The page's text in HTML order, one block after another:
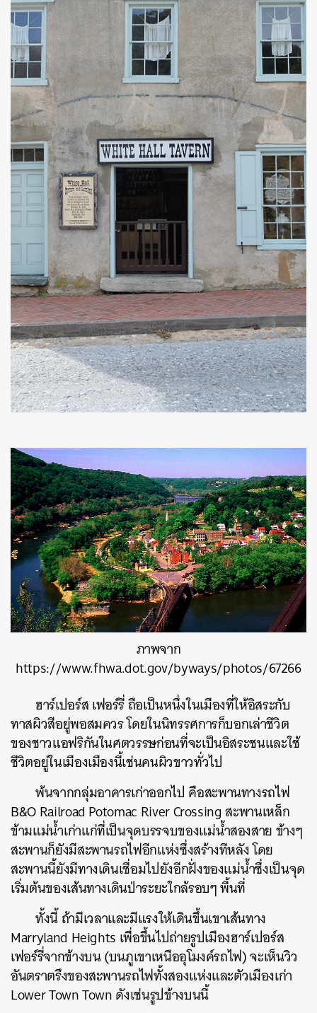
ภาพจาก
https://www.fhwa.dot.gov/byways/photos/67266
ฮาร์เปอร์ส เฟอร์รี่ ถือเป็นหนึ่งในเมืองที่ให้อิสระกับ
ทาสผิวสีอยู่พอสมควร โดยในนิทรรศการก็บอกเล่าชีวิต
ของชาวแอฟริกันในศตวรรษก่อนที่จะเป็นอิสระชนและใช้
ชีวิตอยู่ในเมืองเมืองนี้เช่นคนผิวขาวทั่วไป
พ้นจากกลุ่มอาคารเก่าออกไป คือสะพานทางรถไฟ
B&O Railroad Potomac River Crossing สะพานเหล็ก
ข้ามแม่น้ำเก่าแก่ที่เป็นจุดบรรจบของแม่น้ำสองสาย ข้างๆ
สะพานก็ยังมีสะพานรถไฟอีกแห่งซึ่งสร้างทีหลัง โดย
สะพานนี้ยังมีทางเดินเชื่อมไปยังอีกฝั่งของแม่น้ำซึ่งเป็นจุด
เริ่มต้นของเส้นทางเดินป่าระยะใกล้รอบๆ พื้นที่
ทั้งนี้ ถ้ามีเวลาและมีแรงให้เดินขึ้นเขาเส้นทาง
Marryland Heights เพื่อขึ้นไปถ่ายรูปเมืองฮาร์เปอร์ส
เฟอร์รี่จากข้างบน (บนภูเขาเหนืออุโมงค์รถไฟ) จะเห็นวิว
อันตราตรึงของสะพานรถไฟทั้งสองแห่งและตัวเมืองเก่า
Lower Town Town ดังเช่นรูปข้างบนนี้